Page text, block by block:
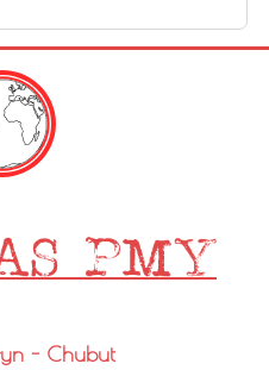
- Chubut